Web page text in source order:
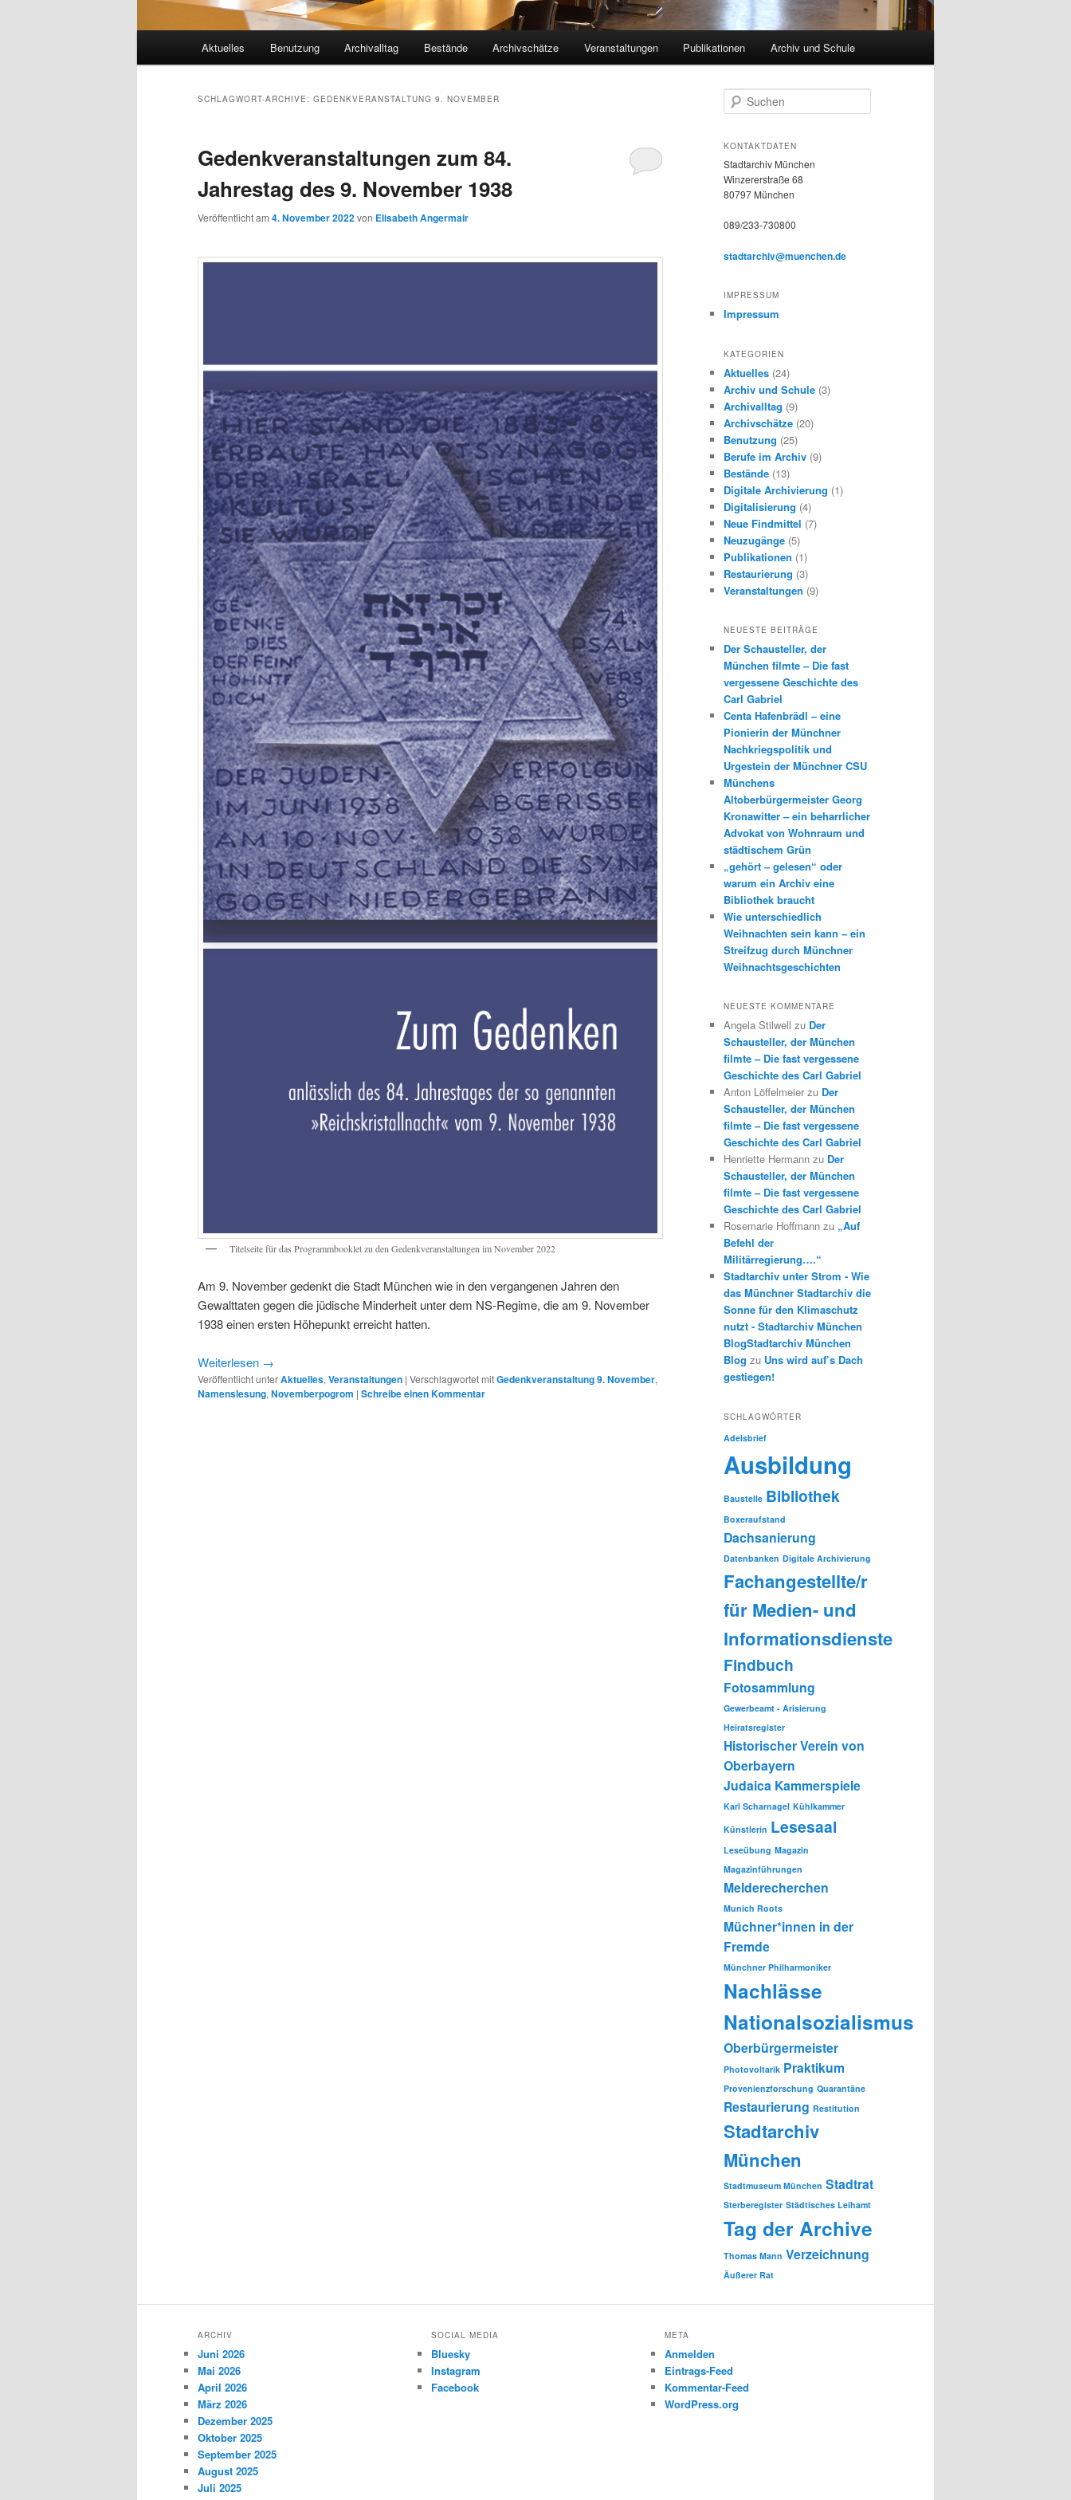
Aktuelles Benutzung Archivalltag Bestände Archivschätze Veranstaltungen Publikationen Archiv und Schule
SCHLAGWORT-ARCHIVE: GEDENKVERANSTALTUNG 9. NOVEMBER
Gedenkveranstaltungen zum 84.
Jahrestag des 9. November 1938
Veröffentlicht am 4. November 2022von Elisabeth Angermair
Titelseite für das Programmbooklet zu den Gedenkveranstaltungen im November 2022
Am 9. November gedenkt die Stadt München wie in den vergangenen Jahren den
Gewalttaten gegen die jüdische Minderheit unter dem NS-Regime, die am 9. November
1938 einen ersten Höhepunkt erreicht hatten.
Weiterlesen →
Veröffentlicht unterAktuelles, Veranstaltungen | Verschlagwortet mitGedenkveranstaltung 9. November,
Namenslesung, Novemberpogrom | Schreibe einen Kommentar
u
h
n
KONTAKTDATEN
Stadtarchiv München
Winzererstraße 68
80797 München
089/233-730800
stadtarchiv@muenchen.de
IMPRESSUM
Impressum
KATEGORIEN
Aktuelles (24)
Archiv und Schule (3)
Archivalltag (9)
Archivschätze (20)
Benutzung (25)
Berufe im Archiv (9)
Bestände (13)
Digitale Archivierung (1)
Digitalisierung (4)
Neue Findmittel (7)
Neuzugänge (5)
Publikationen (1)
Restaurierung (3)
Veranstaltungen (9)
NEUESTE BEITRÄGE
Der Schausteller, der
München filmte – Die fast
vergessene Geschichte des
Carl Gabriel
Centa Hafenbrädl – eine
Pionierin der Münchner
Nachkriegspolitik und
Urgestein der Münchner CSU
Münchens
Altoberbürgermeister Georg
Kronawitter – ein beharrlicher
Advokat von Wohnraum und
städtischem Grün
„gehört – gelesen“ oder
warum ein Archiv eine
Bibliothek braucht
Wie unterschiedlich
Weihnachten sein kann – ein
Streifzug durch Münchner
Weihnachtsgeschichten
NEUESTE KOMMENTARE
Angela Stilwell zu Der
Schausteller, der München
filmte – Die fast vergessene
Geschichte des Carl Gabriel
Anton Löffelmeier zu Der
Schausteller, der München
filmte – Die fast vergessene
Geschichte des Carl Gabriel
Henriette Hermann zu Der
Schausteller, der München
filmte – Die fast vergessene
Geschichte des Carl Gabriel
Rosemarie Hoffmann zu „Auf
Befehl der
Militärregierung….“
Stadtarchiv unter Strom - Wie
das Münchner Stadtarchiv die
Sonne für den Klimaschutz
nutzt - Stadtarchiv München
BlogStadtarchiv München
Blog zu Uns wird auf’s Dach
gestiegen!
SCHLAGWÖRTER
Adelsbrief
Ausbildung
Baustelle Bibliothek
Boxeraufstand
Dachsanierung
Datenbanken Digitale Archivierung
Fachangestellte/r
für Medien- und
Informationsdienste
Findbuch
Fotosammlung
Gewerbeamt - Arisierung
Heiratsregister
Historischer Verein von
Oberbayern
Judaica Kammerspiele
Karl Scharnagel Kühlkammer
Künstlerin Lesesaal
Leseübung Magazin
Magazinführungen
Melderecherchen
Munich Roots
Müchner*innen in der
Fremde
Münchner Philharmoniker
Nachlässe
Nationalsozialismus
Oberbürgermeister
Photovoltarik Praktikum
Provenienzforschung Quarantäne
Restaurierung Restitution
Stadtarchiv
München
Stadtmuseum München Stadtrat
Sterberegister Städtisches Leihamt
Tag der Archive
Thomas Mann Verzeichnung
Äußerer Rat
ARCHIV
Juni 2026
Mai 2026
April 2026
März 2026
Dezember 2025
Oktober 2025
September 2025
August 2025
Juli 2025
SOCIAL MEDIA
Bluesky
Instagram
Facebook
META
Anmelden
Eintrags-Feed
Kommentar-Feed
WordPress.org